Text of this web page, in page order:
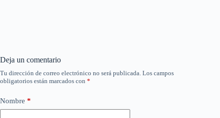
Deja un comentario
Tu dirección de correo electrónico no será publicada. Los campos
obligatorios están marcados con *
Nombre *